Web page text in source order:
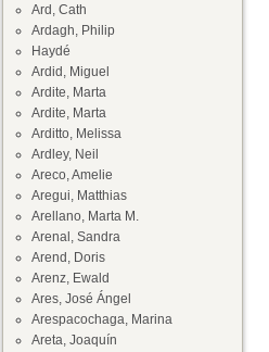
Ard, Cath
Ardagh, Philip
Haydé
Ardid, Miguel
Ardite, Marta
Ardite, Marta
Arditto, Melissa
Ardley, Neil
Areco, Amelie
Aregui, Matthias
Arellano, Marta M.
Arenal, Sandra
Arend, Doris
Arenz, Ewald
Ares, José Ángel
Arespacochaga, Marina
Areta, Joaquín